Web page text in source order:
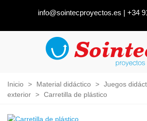
info@sointecproyectos.es | +34
Inicio > Material didáctico > Juegos
exterior > Carretilla de plástico